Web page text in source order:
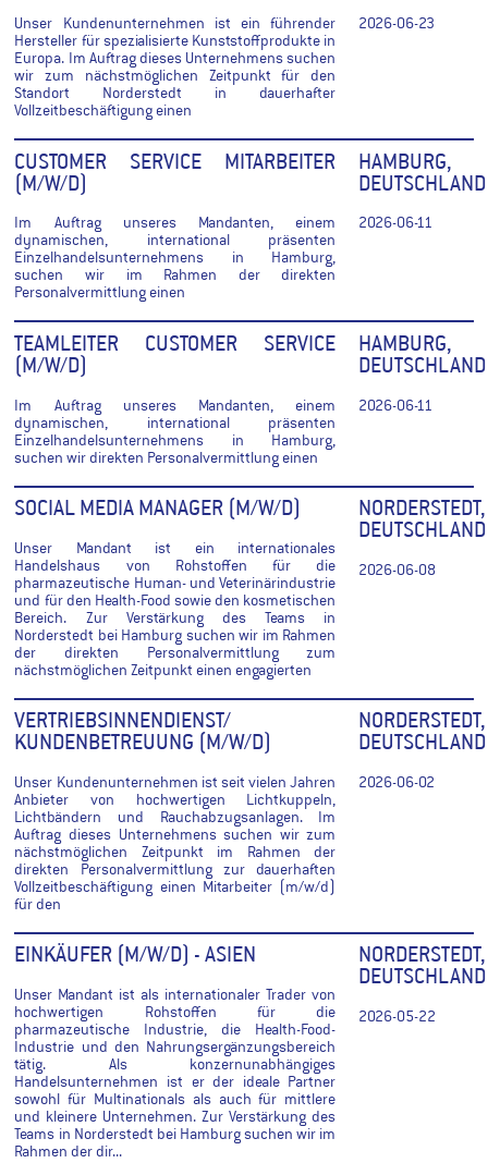
Unser Kundenunternehmen ist ein führender
Hersteller für spezialisierte Kunststoffprodukte in
Europa. Im Auftrag dieses Unternehmens suchen
wir zum nächstmöglichen Zeitpunkt für den
Standort Norderstedt in dauerhafter
Vollzeitbeschäftigung einen
2026-06-23
CUSTOMER SERVICE MITARBEITER
(M/W/D)
Im Auftrag unseres Mandanten, einem
dynamischen, international präsenten
Einzelhandelsunternehmens in Hamburg,
suchen wir im Rahmen der direkten
Personalvermittlung einen
HAMBURG,
DEUTSCHLAND
2026-06-11
TEAMLEITER CUSTOMER SERVICE
(M/W/D)
Im Auftrag unseres Mandanten, einem
dynamischen, international präsenten
Einzelhandelsunternehmens in Hamburg,
suchen wir direkten Personalvermittlung einen
HAMBURG,
DEUTSCHLAND
2026-06-11
SOCIAL MEDIA MANAGER (M/W/D)
Unser Mandant ist ein internationales
Handelshaus von Rohstoffen für die
pharmazeutische Human- und Veterinärindustrie
und für den Health-Food sowie den kosmetischen
Bereich. Zur Verstärkung des Teams in
Norderstedt bei Hamburg suchen wir im Rahmen
der direkten Personalvermittlung zum
nächstmöglichen Zeitpunkt einen engagierten
NORDERSTEDT,
DEUTSCHLAND
2026-06-08
VERTRIEBSINNENDIENST/
KUNDENBETREUUNG (M/W/D)
Unser Kundenunternehmen ist seit vielen Jahren
Anbieter von hochwertigen Lichtkuppeln,
Lichtbändern und Rauchabzugsanlagen. Im
Auftrag dieses Unternehmens suchen wir zum
nächstmöglichen Zeitpunkt im Rahmen der
direkten Personalvermittlung zur dauerhaften
Vollzeitbeschäftigung einen Mitarbeiter (m/w/d)
für den
NORDERSTEDT,
DEUTSCHLAND
2026-06-02
EINKÄUFER (M/W/D) - ASIEN
Unser Mandant ist als internationaler Trader von
hochwertigen Rohstoffen für die
pharmazeutische Industrie, die Health-Food-
Industrie und den Nahrungsergänzungsbereich
tätig. Als konzernunabhängiges
Handelsunternehmen ist er der ideale Partner
sowohl für Multinationals als auch für mittlere
und kleinere Unternehmen. Zur Verstärkung des
Teams in Norderstedt bei Hamburg suchen wir im
Rahmen der dir...
NORDERSTEDT,
DEUTSCHLAND
2026-05-22